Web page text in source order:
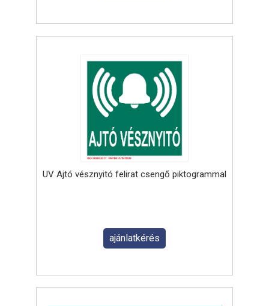
UV Ajtó vésznyitó felirat csengő piktogrammal
ajánlatkérés